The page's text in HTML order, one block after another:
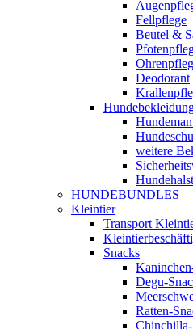
Fellpflege
Beutel &
Deodorant
weitere
HUNDEBUNDLES
Kleintier
Transport
Snacks
Degu-
Ratten-